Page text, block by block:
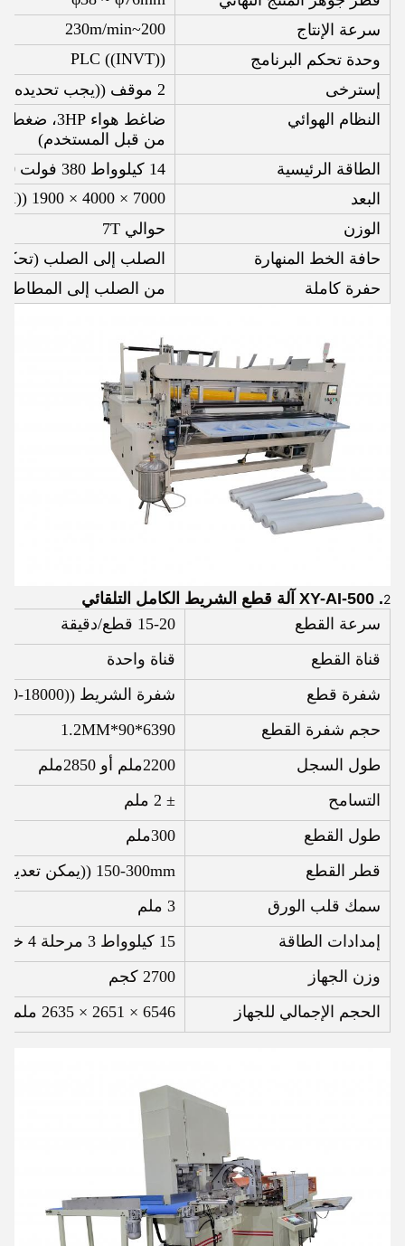
سرعة الإنتاج
200~230m/min
وحدة تحكم البرنامج
PLC ((INVT))
إسترخى
2 موقف ((يجب تحديده)
النظام الهوائي
من قبل المستخدم)
الطاقة الرئيسية
14 كيلوواط 380 فولت 50 هرتز
البعد
7000 × 4000 × 1900 ((L*W*H)
الوزن
حوالي 7T
حافة الخط المنهارة
الصلب إلى الصلب
حفرة كاملة
من الصلب إلى المطاط
2. XY-AI-500 آلة قطع الشريط الكامل التلقائي
سرعة القطع
15-20 قطع/دقيقة
قناة القطع
قناة واحدة
شفرة قطع
شفرة الشريط ((18000-20000 لفة/شفرة)
حجم شفرة القطع
6390*90*1.2MM
طول السجل
2200ملم أو 2850ملم
التسامح
± 2 ملم
طول القطع
300ملم
قطر القطع
150-300mm ((يمكن تعديلها)
سمك قلب الورق
3 ملم
إمدادات الطاقة
15 كيلوواط 3 مرحلة 4 خط 380 فولت 50 هرتز
وزن الجهاز
2700 كجم
الحجم الإجمالي للجهاز
6546 × 2651 × 2635 ملم